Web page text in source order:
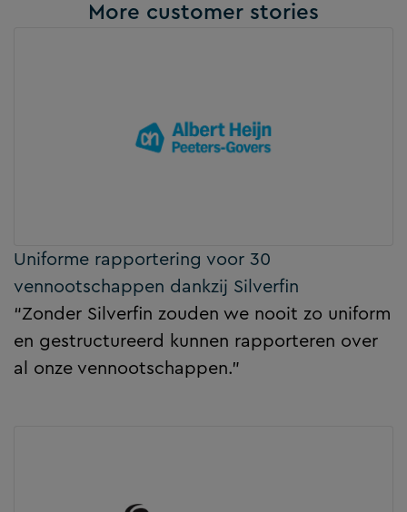
More customer stories
Uniforme rapportering voor 30
vennootschappen dankzij Silverfin
“Zonder Silverfin zouden we nooit zo uniform
en gestructureerd kunnen rapporteren over
al onze vennootschappen.”